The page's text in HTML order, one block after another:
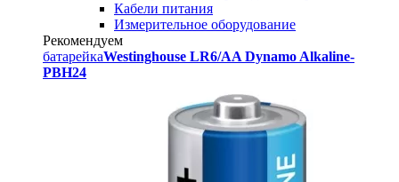
Кабели питания
Измерительное оборудование
Рекомендуем
батарейкаWestinghouse LR6/AA Dynamo Alkaline-
PBH24